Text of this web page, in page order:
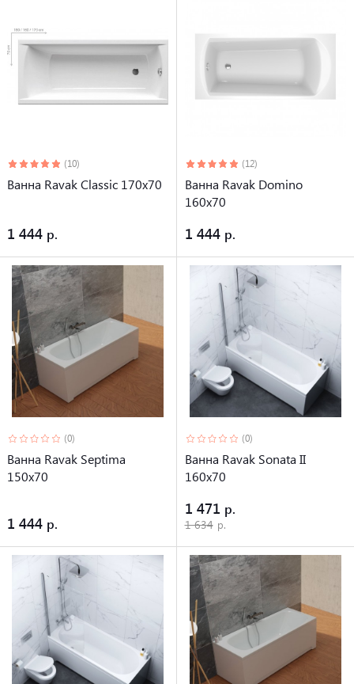
(10)
Ванна Ravak Classic 170x70
1 444
(12)
Ванна Ravak Domino
160х70
1 444
(0)
Ванна Ravak Septima
150х70
1 444
(0)
Ванна Ravak Sonata II
160х70
1 471
1 634